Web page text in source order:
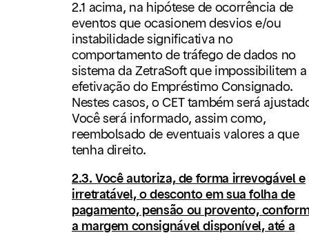
2.1 acima, na hipótese de ocorrência de
eventos que ocasionem desvios e/ou
instabilidade significativa no
comportamento de tráfego de dados no
sistema da ZetraSoft que impossibilitem a
efetivação do Empréstimo Consignado.
Nestes casos, o CET também será
Você será informado, assim como,
reembolsado de eventuais valores a que
tenha direito.
2.3. Você autoriza, de forma irrevogável e
irretratável, o desconto em sua folha de
pagamento, pensão ou provento,
a margem consignável disponível, até a